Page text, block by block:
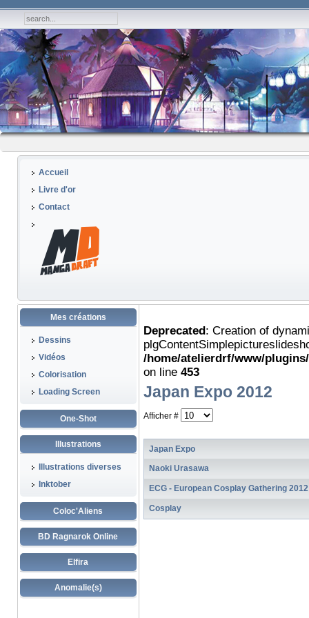
Accueil
Livre d'or
Contact
Mes créations
Dessins
Vidéos
Colorisation
Loading Screen
One-Shot
Illustrations
Illustrations diverses
Inktober
Coloc'Aliens
BD Ragnarok Online
Elfira
Anomalie(s)
Deprecated: Creation of
/home/atelierdrf/www/
on line 453
Japan Expo 2012
Afficher #
Japan Expo
Naoki Urasawa
ECG - European Cosplay Gathering 2012
Cosplay